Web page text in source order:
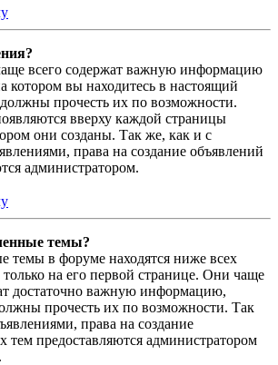
всего содержат важную информацию
котором вы находитесь в настоящий
прочесть их по возможности.
вверху каждой страницы
они созданы. Так же, как и с
права на создание объявлений
администратором.
темы?
темы в форуме находятся ниже всех
на его первой странице. Они чаще
достаточно важную информацию,
прочесть их по возможности. Так
права на создание
тем предоставляются администратором